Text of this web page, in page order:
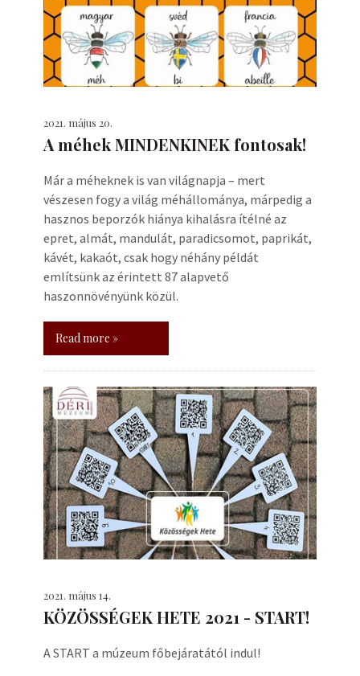
2021. május 20.
A méhek MINDENKINEK fontosak!
Már a méheknek is van világnapja – mert
vészesen fogy a világ méhállománya, márpedig a
hasznos beporzók hiánya kihalásra ítélné az
epret, almát, mandulát, paradicsomot, paprikát,
kávét, kakaót, csak hogy néhány példát
említsünk az érintett 87 alapvető
haszonnövényünk közül.
Read more »
2021. május 14.
KÖZÖSSÉGEK HETE 2021 - START!
A START a múzeum főbejáratától indul!